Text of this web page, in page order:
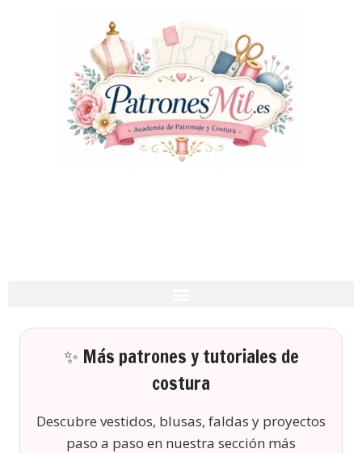
✨ Más patrones y tutoriales de
costura
Descubre vestidos, blusas, faldas y proyectos
paso a paso en nuestra sección más